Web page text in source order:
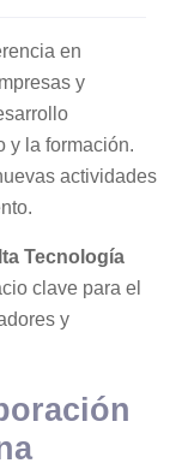
en
y
y la formación.
actividades
Tecnología
clave para el
y